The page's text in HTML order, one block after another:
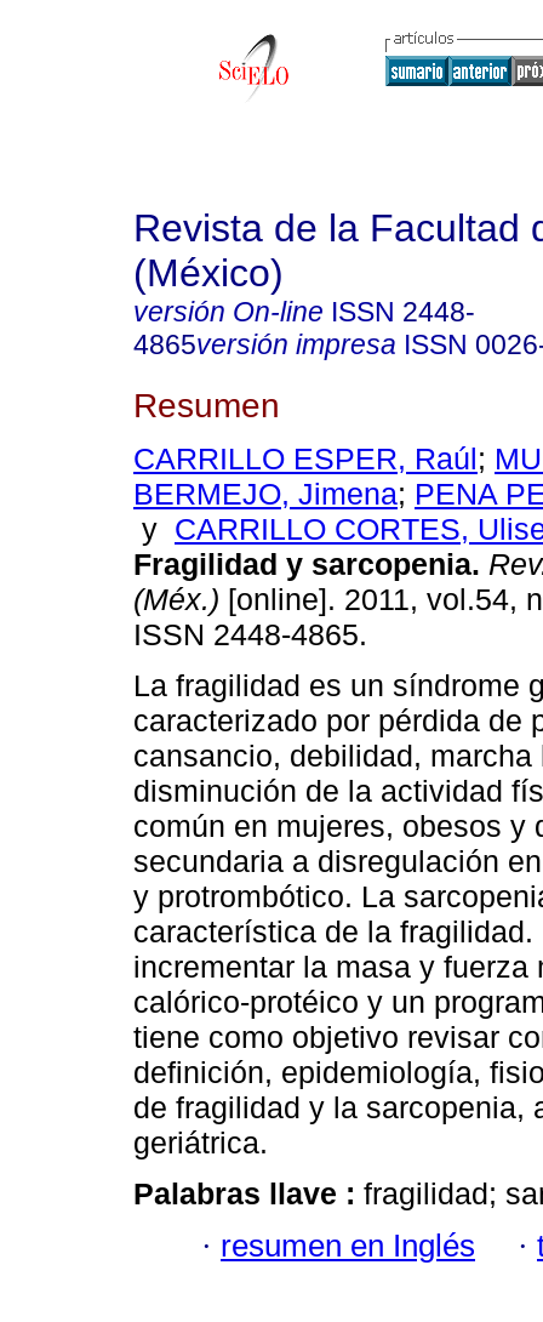
Revista de la Facultad
(México)
versión On-line ISSN 2448-
4865versión impresa ISSN
Resumen
CARRILLO ESPER, Raúl;
BERMEJO, Jimena; PENA
y CARRILLO CORTES,
Fragilidad y sarcopenia.
(Méx.) [online]. 2011, vol.54,
ISSN 2448-4865.
La fragilidad es un síndrome
caracterizado por pérdida de
cansancio, debilidad, marcha
disminución de la actividad
común en mujeres, obesos y
secundaria a disregulación
y protrombótico. La
característica de la
incrementar la masa y
calórico-protéico y un
tiene como objetivo revisar
definición, epidemiología,
de fragilidad y la sarcopenia,
geriátrica.
Palabras llave : fragilidad;
· resumen en Inglés ·